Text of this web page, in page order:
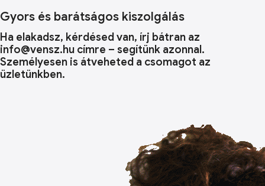
Gyors és barátságos kiszolgálás
Ha elakadsz, kérdésed van, írj bátran az
info@vensz.hu címre – segítünk azonnal.
Személyesen is átveheted a csomagot az
üzletünkben.